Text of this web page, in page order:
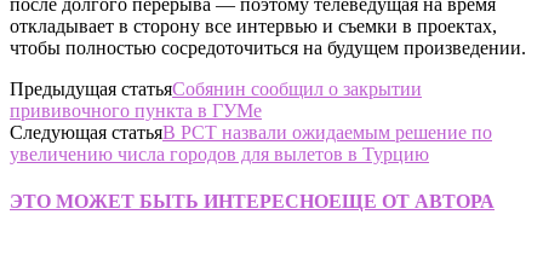
откладывает в сторону все интервью и съемки в проектах,
чтобы полностью сосредоточиться на будущем произведении.
Предыдущая статьяСобянин сообщил о закрытии
прививочного пункта в ГУМе
Следующая статьяВ РСТ назвали ожидаемым решение по
увеличению числа городов для вылетов в Турцию
ЭТО МОЖЕТ БЫТЬ ИНТЕРЕСНОЕЩЕ ОТ АВТОРА